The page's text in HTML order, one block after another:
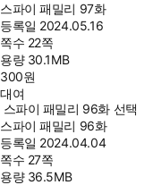
스파이 패밀리 97화
등록일 2024.05.16
쪽수 22쪽
용량 30.1MB
300원
대여
스파이 패밀리 96화 선택
스파이 패밀리 96화
등록일 2024.04.04
쪽수 27쪽
용량 36.5MB